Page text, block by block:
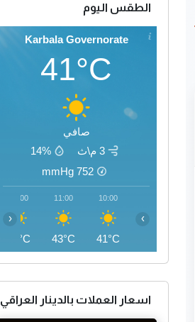
الطقس اليوم
Karbala Governorate
41°C
صافي
3 م\ث
14%
752
mmHg
10:00
41°C
11:00
43°C
12:00
45°C
‹ ›
اسعار العملات بالدينار العراقي